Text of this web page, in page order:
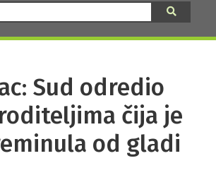
Sud odredio
čija je
od gladi